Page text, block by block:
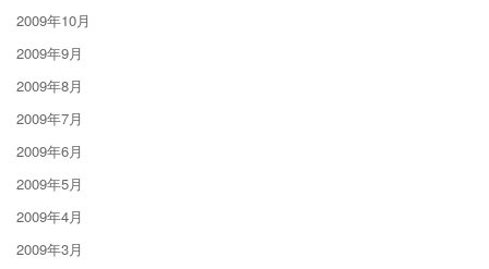
2009年10月
2009年9月
2009年8月
2009年7月
2009年6月
2009年5月
2009年4月
2009年3月